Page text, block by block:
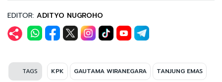
EDITOR: ADITYO NUGROHO
TAGS KPK GAUTAMA WIRANEGARA TANJUNG EMAS